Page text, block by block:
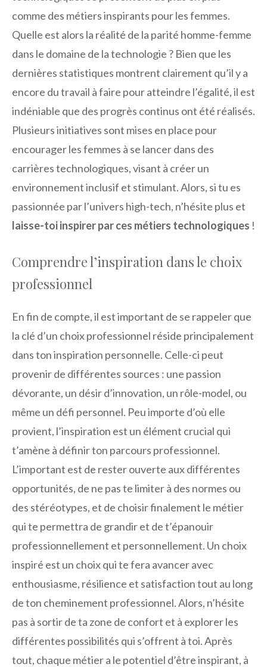
comme des métiers inspirants pour les femmes.
Quelle est alors la réalité de la parité homme-femme
dans le domaine de la technologie ? Bien que les
dernières statistiques montrent clairement qu’il y a
encore du travail à faire pour atteindre l’égalité, il est
indéniable que des progrès continus ont été réalisés.
Plusieurs initiatives sont mises en place pour
encourager les femmes à se lancer dans des
carrières technologiques, visant à créer un
environnement inclusif et stimulant. Alors, si tu es
passionnée par l’univers high-tech, n’hésite plus et
laisse-toi inspirer par ces métiers technologiques !
Comprendre l’inspiration dans le choix
professionnel
En fin de compte, il est important de se rappeler que
la clé d’un choix professionnel réside principalement
dans ton inspiration personnelle. Celle-ci peut
provenir de différentes sources : une passion
dévorante, un désir d’innovation, un rôle-model, ou
même un défi personnel. Peu importe d’où elle
provient, l’inspiration est un élément crucial qui
t’amène à définir ton parcours professionnel.
L’important est de rester ouverte aux différentes
opportunités, de ne pas te limiter à des normes ou
des stéréotypes, et de choisir finalement le métier
qui te permettra de grandir et de t’épanouir
professionnellement et personnellement. Un choix
inspiré est un choix qui te fera avancer avec
enthousiasme, résilience et satisfaction tout au long
de ton cheminement professionnel. Alors, n’hésite
pas à sortir de ta zone de confort et à explorer les
différentes possibilités qui s’offrent à toi. Après
tout, chaque métier a le potentiel d’être inspirant, à